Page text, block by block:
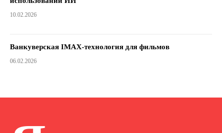
10.02.2026
Ванкуверская IMAX-технология для фильмов
06.02.2026